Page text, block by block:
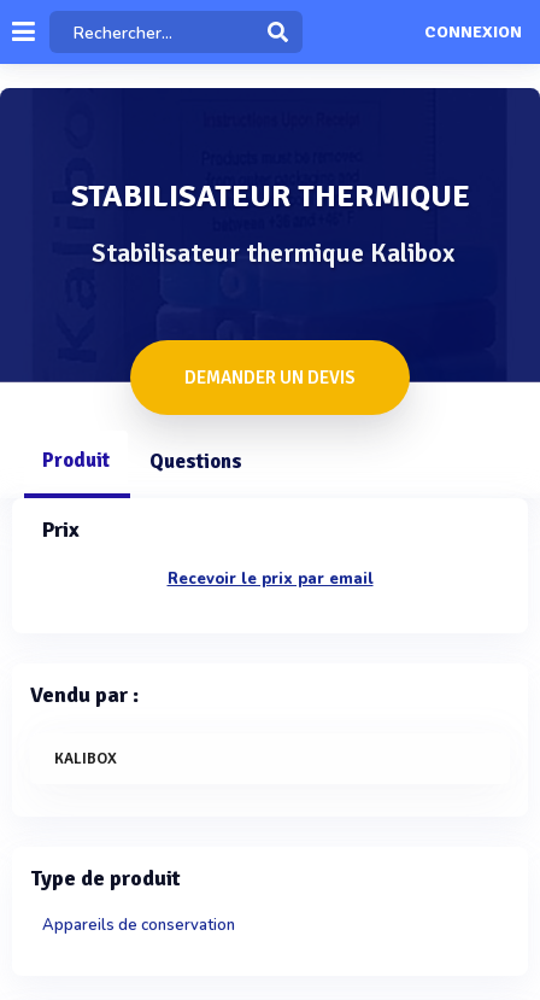
CONNEXION
STABILISATEUR THERMIQUE
Stabilisateur thermique Kalibox
DEMANDER UN DEVIS
Produit Questions
Prix
Recevoir le prix par email
Vendu par :
KALIBOX
Type de produit
Appareils de conservation